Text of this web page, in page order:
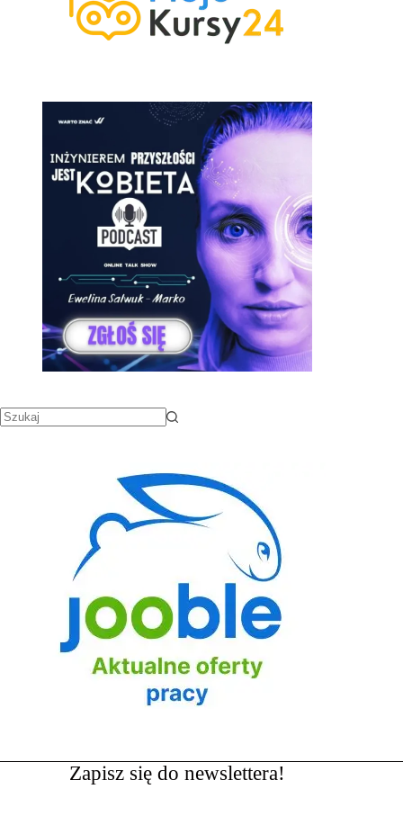
Zapisz się do newslettera!